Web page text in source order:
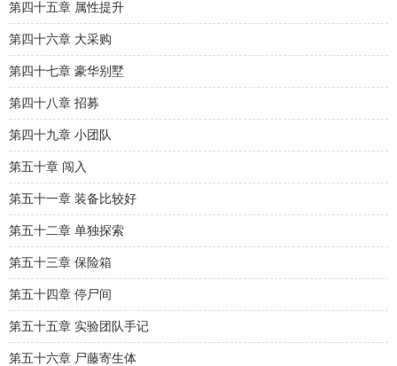
第四十五章 属性提升
第四十六章 大采购
第四十七章 豪华别墅
第四十八章 招募
第四十九章 小团队
第五十章 闯入
第五十一章 装备比较好
第五十二章 单独探索
第五十三章 保险箱
第五十四章 停尸间
第五十五章 实验团队手记
第五十六章 尸藤寄生体